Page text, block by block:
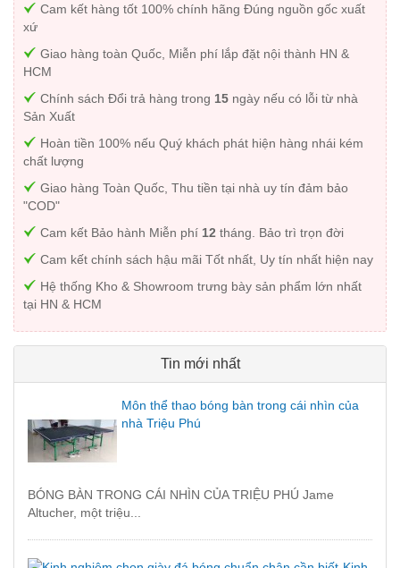
Cam kết hàng tốt 100% chính hãng Đúng nguồn gốc xuất
xứ
Giao hàng toàn Quốc, Miễn phí lắp đặt nội thành HN &
HCM
Chính sách Đổi trả hàng trong 15 ngày nếu có lỗi từ nhà
Sản Xuất
Hoàn tiền 100% nếu Quý khách phát hiện hàng nhái kém
chất lượng
Giao hàng Toàn Quốc, Thu tiền tại nhà uy tín đảm bảo
"COD"
Cam kết Bảo hành Miễn phí 12 tháng. Bảo trì trọn đời
Cam kết chính sách hậu mãi Tốt nhất, Uy tín nhất hiện nay
Hệ thống Kho & Showroom trưng bày sản phẩm lớn nhất
tại HN & HCM
Tin mới nhất
Môn thể thao bóng bàn trong cái nhìn của
nhà Triệu Phú
BÓNG BÀN TRONG CÁI NHÌN CỦA TRIỆU PHÚ Jame
Altucher, một triệu...